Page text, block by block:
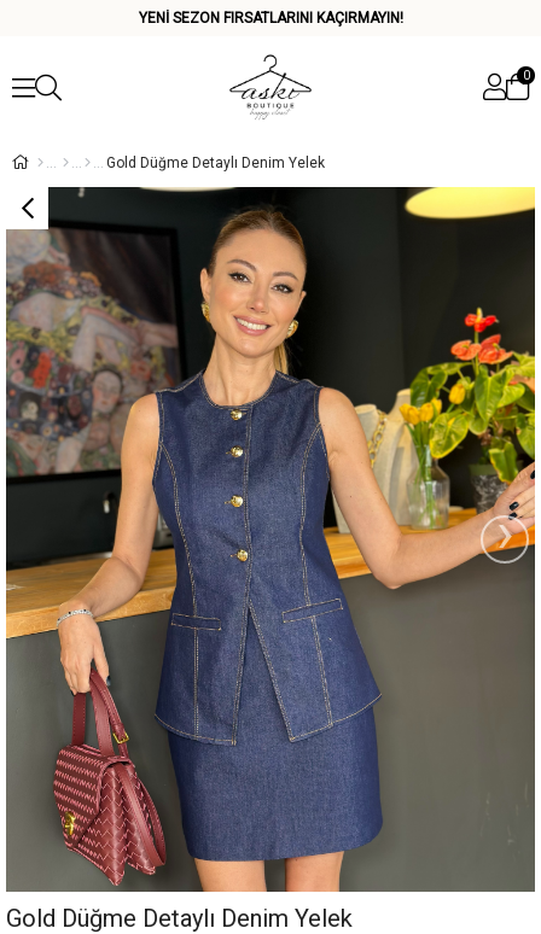
YENİ SEZON FIRSATLARINI KAÇIRMAYIN!
0
Gold Düğme Detaylı Denim Yelek
›
Gold Düğme Detaylı Denim Yelek